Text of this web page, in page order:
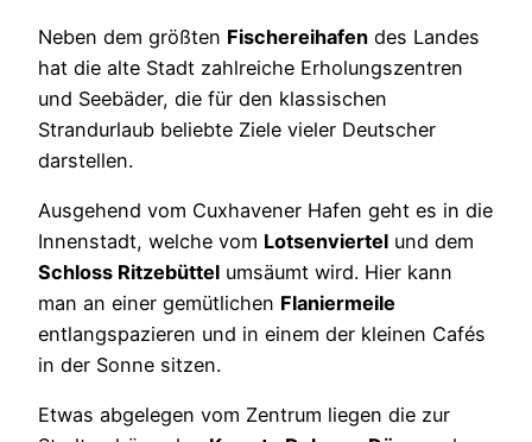
Neben dem größten Fischereihafen des Landes
hat die alte Stadt zahlreiche Erholungszentren
und Seebäder, die für den klassischen
Strandurlaub beliebte Ziele vieler Deutscher
darstellen.
Ausgehend vom Cuxhavener Hafen geht es in die
Innenstadt, welche vom Lotsenviertel und dem
Schloss Ritzebüttel umsäumt wird. Hier kann
man an einer gemütlichen Flaniermeile
entlangspazieren und in einem der kleinen Cafés
in der Sonne sitzen.
Etwas abgelegen vom Zentrum liegen die zur